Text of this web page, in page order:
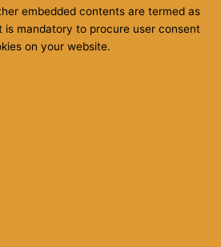
embedded contents are termed as
is mandatory to procure user consent
on your website.